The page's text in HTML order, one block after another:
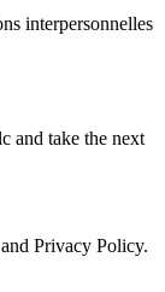
interpersonnelles
and take the next
Privacy Policy.